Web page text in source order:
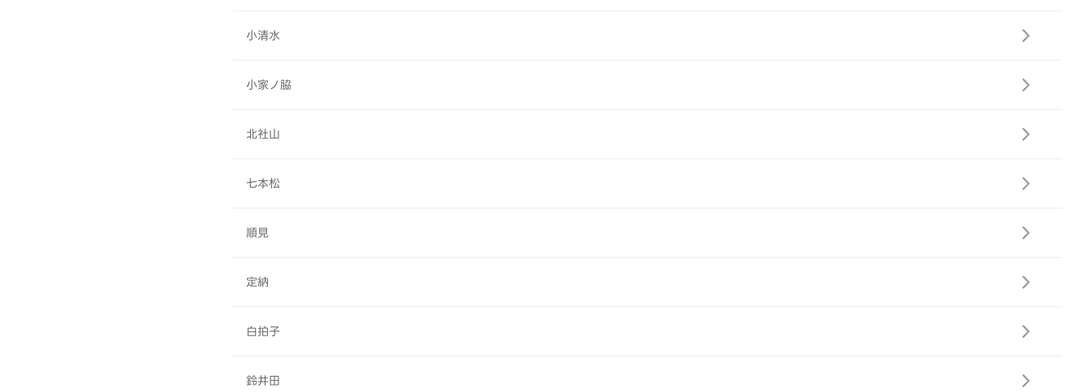
小清水
小家ノ脇
北社山
七本松
順見
定納
白拍子
鈴井田